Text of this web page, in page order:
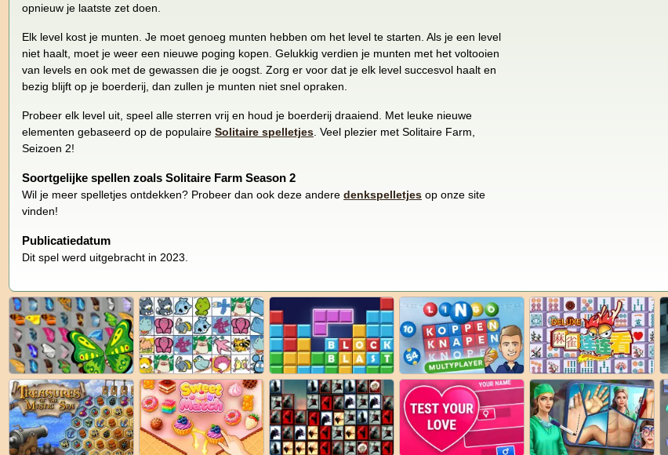
opnieuw je laatste zet doen.
Elk level kost je munten. Je moet genoeg munten hebben om het level te starten. Als je een level
niet haalt, moet je weer een nieuwe poging kopen. Gelukkig verdien je munten met het voltooien
van levels en ook met de gewassen die je oogst. Zorg er voor dat je elk level succesvol haalt en
bezig blijft op je boerderij, dan zullen je munten niet snel opraken.
Probeer elk level uit, speel alle sterren vrij en houd je boerderij draaiend. Met leuke nieuwe
elementen gebaseerd op de populaire Solitaire spelletjes . Veel plezier met Solitaire Farm,
Seizoen 2!
Soortgelijke spellen zoals Solitaire Farm Season 2
Wil je meer spelletjes ontdekken? Probeer dan ook deze andere denkspelletjes op onze site
vinden!
Publicatiedatum
Dit spel werd uitgebracht in 2023.